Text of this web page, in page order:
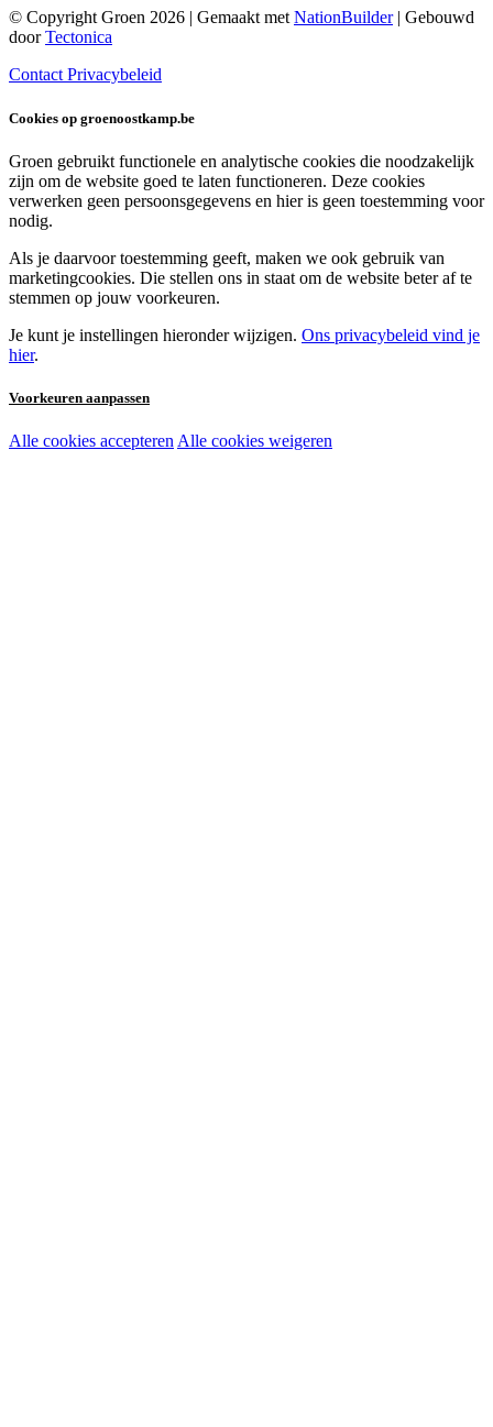
© Copyright Groen 2026 | Gemaakt metNationBuilder| Gebouwd
doorTectonica
ContactPrivacybeleid
Cookies op groenoostkamp.be
Groen gebruikt functionele en analytische cookies die noodzakelijk
zijn om de website goed te laten functioneren. Deze cookies
verwerken geen persoonsgegevens en hier is geen toestemming voor
nodig.
Als je daarvoor toestemming geeft, maken we ook gebruik van
marketingcookies. Die stellen ons in staat om de website beter af te
stemmen op jouw voorkeuren.
Je kunt je instellingen hieronder wijzigen. Ons privacybeleid vind je
hier.
Voorkeuren aanpassen
Noodzakelijke cookies:
Alle cookies accepteren Alle cookies weigeren